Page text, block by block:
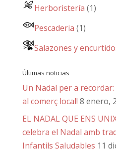
Herboristería (1)
Pescaderia (1)
Salazones y
Últimas noticias
Un Nadal per a
al comerç local! 8 enero,
EL NADAL QUE ENS
celebra el Nadal amb
Infantils Saludables 11